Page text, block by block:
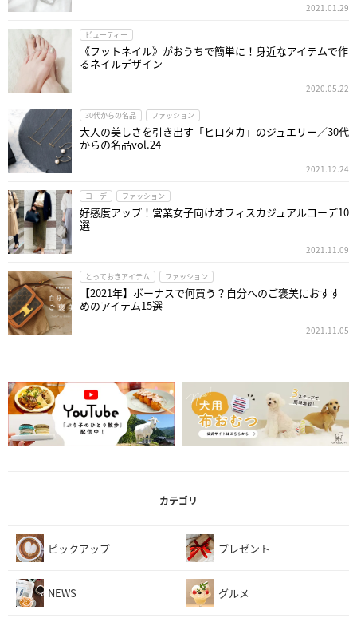
2021.01.29
ビューティー
《フットネイル》がおうちで簡単に！身近なアイテムで作
るネイルデザイン
2020.05.22
30代からの名品 ファッション
大人の美しさを引き出す「ヒロタカ」のジュエリー／30代
からの名品vol.24
2021.12.24
コーデ ファッション
好感度アップ！営業女子向けオフィスカジュアルコーデ10
選
2021.11.09
とっておきアイテム ファッション
【2021年】ボーナスで何買う？自分へのご褒美におすす
めのアイテム15選
2021.11.05
カテゴリ
ピックアップ プレゼント
NEWS グルメ